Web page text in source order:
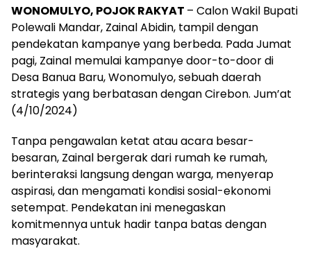
WONOMULYO, POJOK RAKYAT – Calon Wakil Bupati
Polewali Mandar, Zainal Abidin, tampil dengan
pendekatan kampanye yang berbeda. Pada Jumat
pagi, Zainal memulai kampanye door-to-door di
Desa Banua Baru, Wonomulyo, sebuah daerah
strategis yang berbatasan dengan Cirebon. Jum’at
(4/10/2024)
Tanpa pengawalan ketat atau acara besar-
besaran, Zainal bergerak dari rumah ke rumah,
berinteraksi langsung dengan warga, menyerap
aspirasi, dan mengamati kondisi sosial-ekonomi
setempat. Pendekatan ini menegaskan
komitmennya untuk hadir tanpa batas dengan
masyarakat.